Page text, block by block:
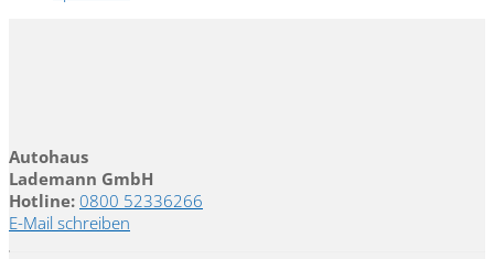
Autohaus
Lademann GmbH
Hotline: 0800 52336266
E-Mail schreiben